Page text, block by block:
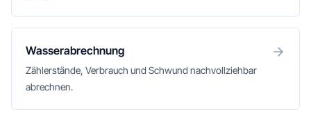
Wasserabrechnung
Zählerstände, Verbrauch und Schwund nachvollziehbar
abrechnen.